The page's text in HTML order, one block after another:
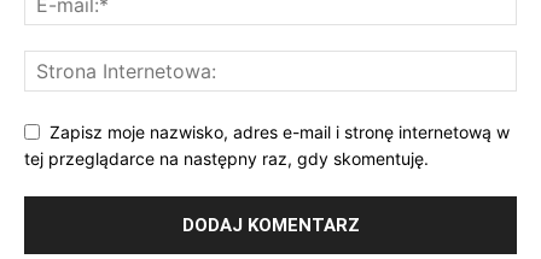
Zapisz moje nazwisko, adres e-mail i stronę internetową w
tej przeglądarce na następny raz, gdy skomentuję.